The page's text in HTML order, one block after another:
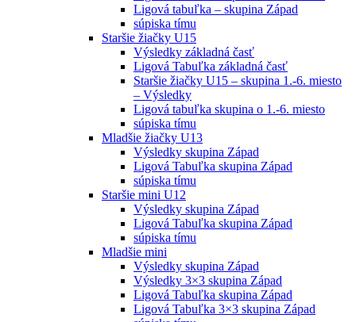
Ligová tabuľka – skupina Západ
súpiska tímu
Staršie žiačky U15
Výsledky základná časť
Ligová Tabuľka základná časť
Staršie žiačky U15 – skupina 1.-6. miesto
– Výsledky
Ligová tabuľka skupina o 1.-6. miesto
súpiska tímu
Mladšie žiačky U13
Výsledky skupina Západ
Ligová Tabuľka skupina Západ
súpiska tímu
Staršie mini U12
Výsledky skupina Západ
Ligová Tabuľka skupina Západ
súpiska tímu
Mladšie mini
Výsledky skupina Západ
Výsledky 3×3 skupina Západ
Ligová Tabuľka skupina Západ
Ligová Tabuľka 3×3 skupina Západ